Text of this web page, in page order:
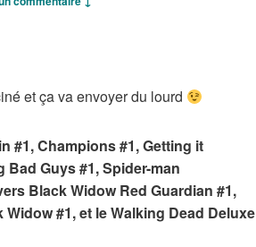
et ça va envoyer du lourd
#1, Champions #1, Getting it
Guys #1, Spider-man
Black Widow Red Guardian #1,
#1, et le Walking Dead Deluxe